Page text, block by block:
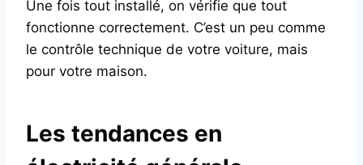
Une fois tout installé, on vérifie que tout
fonctionne correctement. C’est un peu comme
le contrôle technique de votre voiture, mais
pour votre maison.
Les tendances en